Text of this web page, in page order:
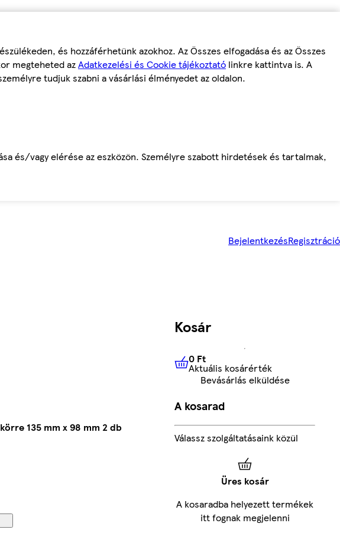
és hozzáférhetünk azokhoz. Az Összes elfogadása és az Összes
megteheted azAdatkezelési és Cookie tájékoztató linkre kattintva is. A
tudjuk szabni a vásárlási élményedet az oldalon.
és/vagy elérése az eszközön. Személyre szabott hirdetések és tartalmak,
BejelentkezésRegisztráció
135 mm x 98 mm 2 db
Kosár
0 FtAktuális kosárérték
0 Ft
Aktuális kosárérték
Bevásárlás elküldése
A kosarad
Válassz szolgáltatásaink közül
Üres kosár
A kosaradba helyezett termékek
itt fognak megjelenni